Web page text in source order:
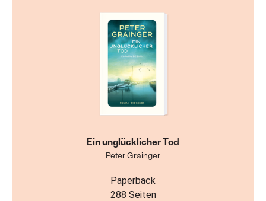
Ein unglücklicher Tod
Peter Grainger
Paperback
288 Seiten